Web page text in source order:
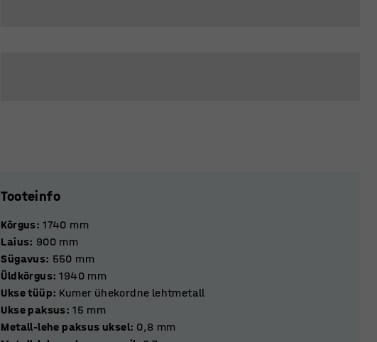
Tooteinfo
Kõrgus: 1740 mm
Laius: 900 mm
Sügavus: 550 mm
Üldkõrgus: 1940 mm
Ukse tüüp: Kumer ühekordne lehtmetall
Ukse paksus: 15 mm
Metall-lehe paksus uksel: 0,8 mm